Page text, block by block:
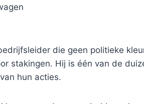
die geen politieke
stakingen. Hij is één van de
hun acties.